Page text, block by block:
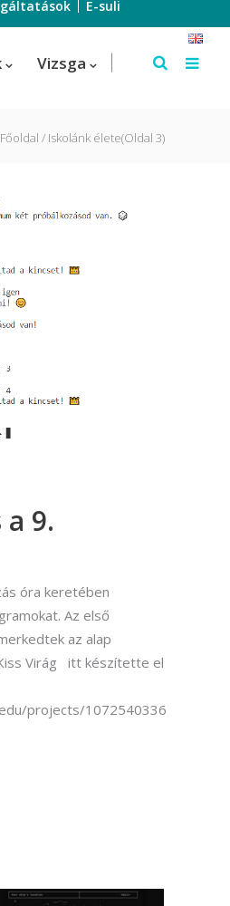
E-suli
– 1 éves
(turisztikai
ügyintéző
Vizsga
Főoldal Iskolánk élete(Oldal 3)
9.
óra keretében
Az első
az alap
Virág itt készítette el
projects/1072540336